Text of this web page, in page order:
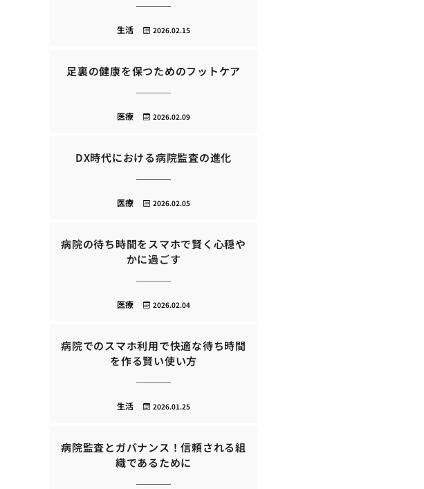
2026.02.15
生活
足裏の健康を保つためのフットケア
2026.02.09
医療
DX時代における病院監査の進化
2026.02.05
医療
病院の待ち時間をスマホで賢く心穏や
かに過ごす
2026.02.04
医療
病院でのスマホ利用で快適な待ち時間
を作る賢い使い方
2026.01.25
生活
病院監査とガバナンス！信頼される組
織であるために